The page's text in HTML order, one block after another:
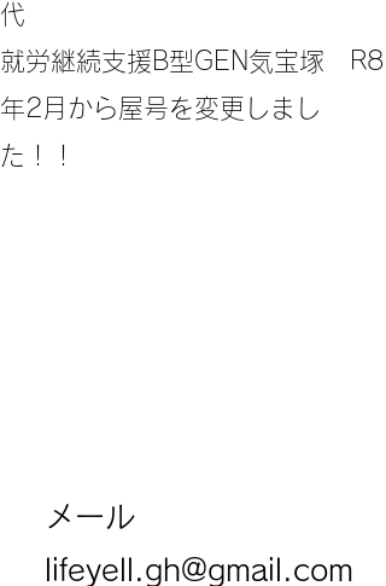
代
​就労継続支援B型GEN気宝塚 R8
年2月から屋号を変更しまし
た！！
メール
lifeyell.gh@gmail.com